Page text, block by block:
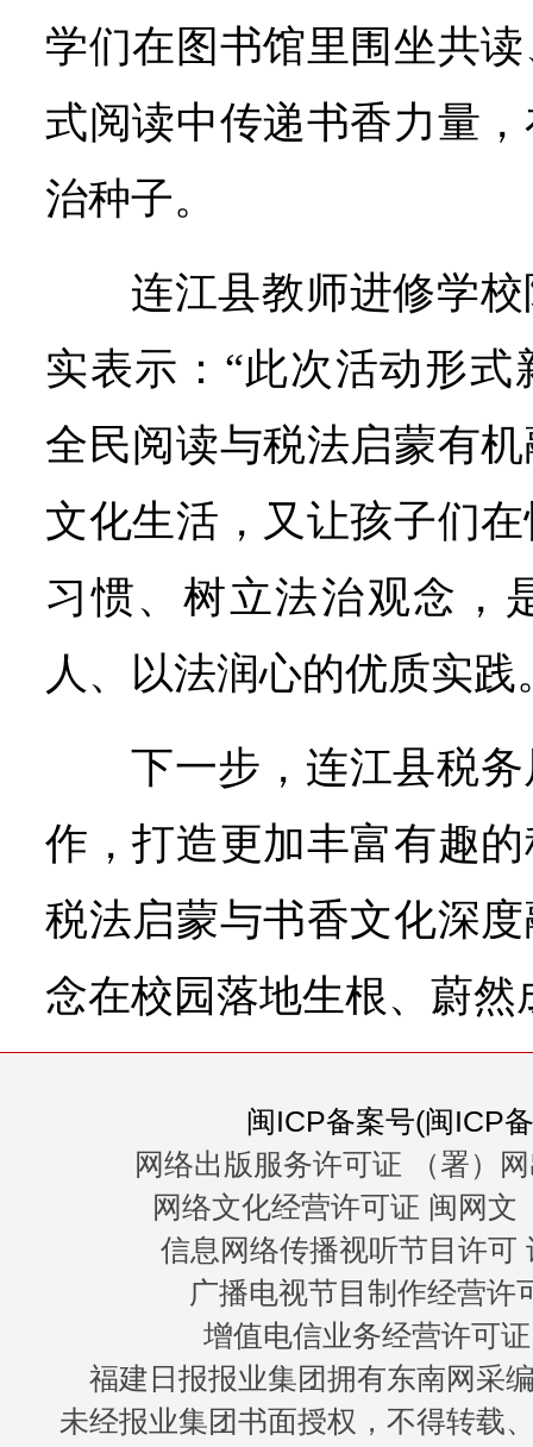
学们在图书馆里围坐共
式阅读中传递书香力量
治种子。
连江县教师进修学
实表示：“此次活动形
全民阅读与税法启蒙有
文化生活，又让孩子们
习惯、树立法治观念，
人、以法润心的优质实践
下一步，连江县税
作，打造更加丰富有趣
税法启蒙与书香文化深
念在校园落地生根、蔚然
闽ICP备案号(闽ICP
网络出版服务许可证 （署）
网络文化经营许可证 闽网文
信息网络传播视听节目许可
广播电视节目制作经营许
增值电信业务经营许可
福建日报报业集团拥有东南网采
未经报业集团书面授权，不得转载